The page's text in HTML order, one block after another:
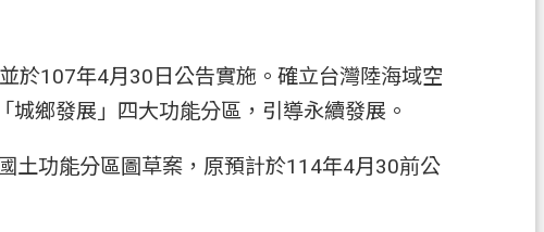
於107年4月30日公告實施。確立台灣陸海域空
鄉發展」四大功能分區，引導永續發展。
土功能分區圖草案，原預計於114年4月30前公